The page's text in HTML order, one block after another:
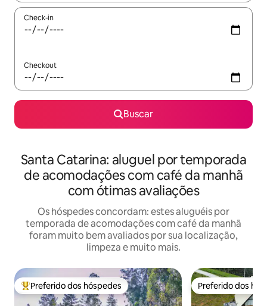
Check-in
Checkout
Buscar
Santa Catarina: aluguel por temporada
de acomodações com café da manhã
com ótimas avaliações
Os hóspedes concordam: estes aluguéis por
temporada de acomodações com café da manhã
foram muito bem avaliados por sua localização,
limpeza e muito mais.
Entre os melhores preferidos dos hóspedes
Preferido dos hóspedes Preferido dos
Preferido dos